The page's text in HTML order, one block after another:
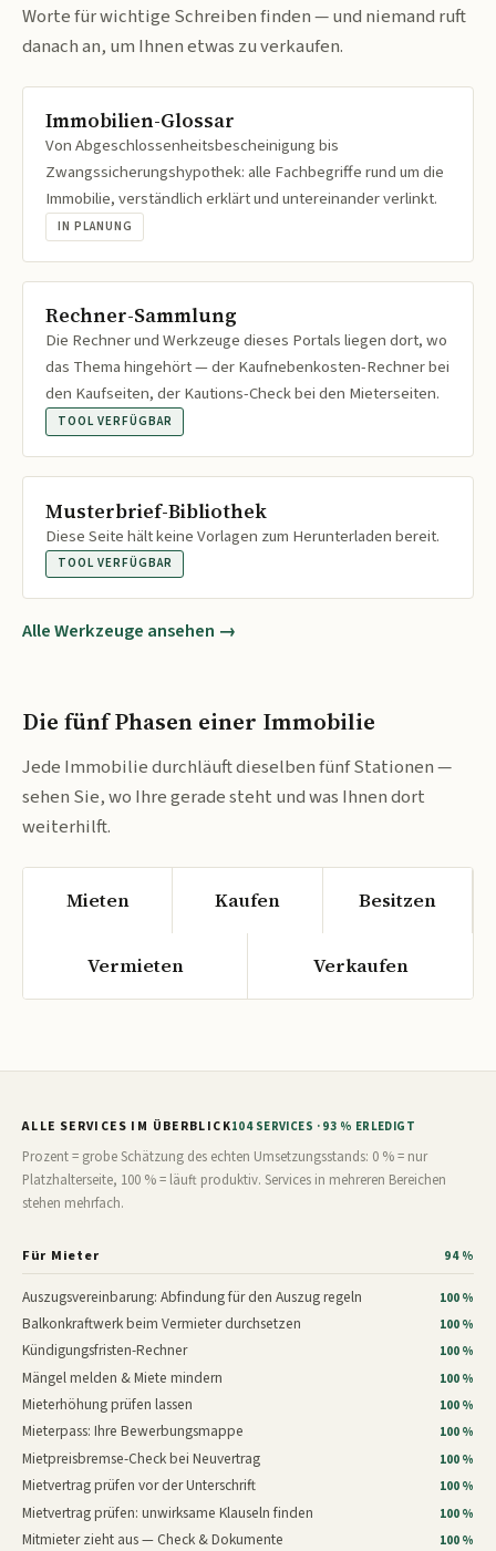
Worte für wichtige Schreiben finden — und niemand ruft
danach an, um Ihnen etwas zu verkaufen.
Immobilien-Glossar
Von Abgeschlossenheitsbescheinigung bis
Zwangssicherungshypothek: alle Fachbegriffe rund um die
Immobilie, verständlich erklärt und untereinander verlinkt.
IN PLANUNG
Rechner-Sammlung
Die Rechner und Werkzeuge dieses Portals liegen dort, wo
das Thema hingehört — der Kaufnebenkosten-Rechner bei
den Kaufseiten, der Kautions-Check bei den Mieterseiten.
TOOL VERFÜGBAR
Musterbrief-Bibliothek
Diese Seite hält keine Vorlagen zum Herunterladen bereit.
TOOL VERFÜGBAR
Alle Werkzeuge ansehen →
Die fünf Phasen einer Immobilie
Jede Immobilie durchläuft dieselben fünf Stationen —
sehen Sie, wo Ihre gerade steht und was Ihnen dort
weiterhilft.
Mieten Kaufen Besitzen
Vermieten Verkaufen
ALLE SERVICES IM ÜBERBLICK104 SERVICES · 93 % ERLEDIGT
Prozent = grobe Schätzung des echten Umsetzungsstands: 0 % = nur
Platzhalterseite, 100 % = läuft produktiv. Services in mehreren Bereichen
stehen mehrfach.
Für Mieter 94 %
Auszugsvereinbarung: Abfindung für den Auszug regeln 100 %
Balkonkraftwerk beim Vermieter durchsetzen 100 %
Kündigungsfristen-Rechner 100 %
Mängel melden & Miete mindern 100 %
Mieterhöhung prüfen lassen 100 %
Mieterpass: Ihre Bewerbungsmappe 100 %
Mietpreisbremse-Check bei Neuvertrag 100 %
Mietvertrag prüfen vor der Unterschrift 100 %
Mietvertrag prüfen: unwirksame Klauseln finden 100 %
Mitmieter zieht aus — Check & Dokumente 100 %